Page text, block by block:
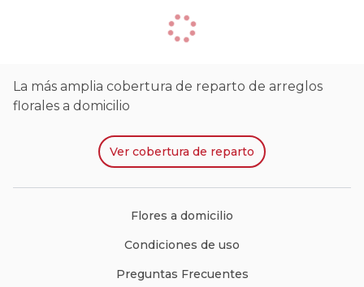
La más amplia cobertura de reparto de arreglos
florales a domicilio
Ver cobertura de reparto
Flores a domicilio
Condiciones de uso
Preguntas Frecuentes